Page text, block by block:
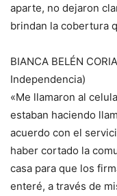
aparte, no dejaron
brindan la cobertura
BIANCA BELÉN
Independencia)
«Me llamaron al
estaban haciendo
acuerdo con el
haber cortado la
casa para que los
enteré, a través de